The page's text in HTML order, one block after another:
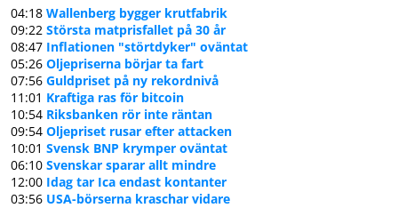
04:18 Wallenberg bygger krutfabrik
09:22 Största matprisfallet på 30 år
08:47 Inflationen "störtdyker" oväntat
05:26 Oljepriserna börjar ta fart
07:56 Guldpriset på ny rekordnivå
11:01 Kraftiga ras för bitcoin
10:54 Riksbanken rör inte räntan
09:54 Oljepriset rusar efter attacken
10:01 Svensk BNP krymper oväntat
06:10 Svenskar sparar allt mindre
12:00 Idag tar Ica endast kontanter
03:56 USA-börserna kraschar vidare